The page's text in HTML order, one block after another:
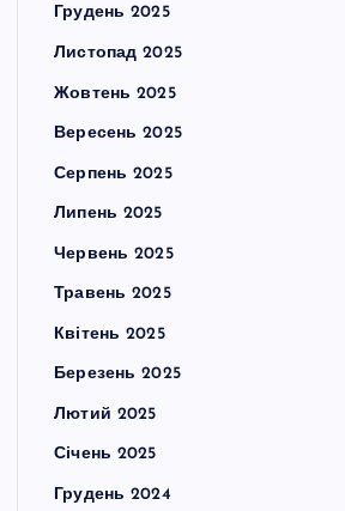
Грудень 2025
Листопад 2025
Жовтень 2025
Вересень 2025
Серпень 2025
Липень 2025
Червень 2025
Травень 2025
Квітень 2025
Березень 2025
Лютий 2025
Січень 2025
Грудень 2024